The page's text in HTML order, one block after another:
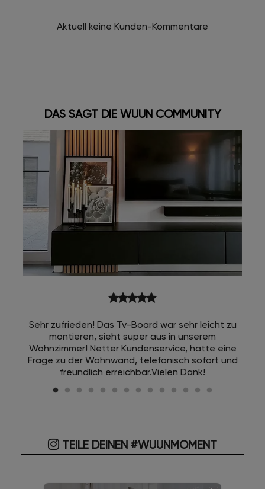
Aktuell keine Kunden-Kommentare
DAS SAGT DIE WUUN COMMUNITY
starstarstarstarstar
Sehr zufrieden! Das Tv-Board war sehr leicht zu
montieren, sieht super aus in unserem
Wohnzimmer! Netter Kundenservice, hatte eine
Frage zu der Wohnwand, telefonisch sofort und
freundlich erreichbar.Vielen Dank!
TEILE DEINEN #WUUNMOMENT